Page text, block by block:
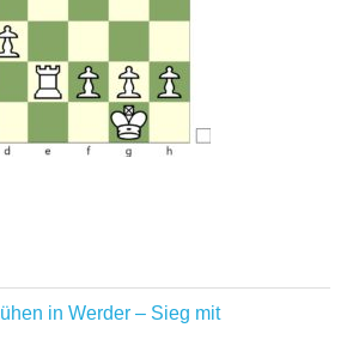
in Werder – Sieg mit